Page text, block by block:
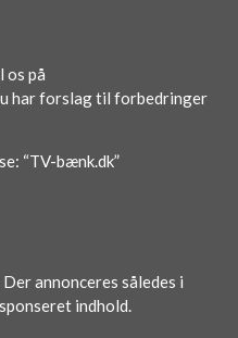
os på
har forslag til forbedringer
“TV-bænk.dk”
annonceres således i
indhold.